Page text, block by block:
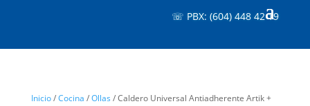
☏ PBX: (604) 448 42 19
Inicio/Cocina /Ollas / Caldero Universal Antiadherente Artik +